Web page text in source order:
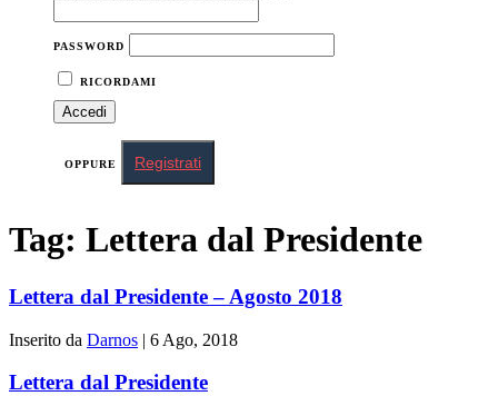
PASSWORD
RICORDAMI
OPPURE Registrati
Tag: Lettera dal Presidente
Lettera dal Presidente – Agosto 2018
Inserito da Darnos | 6 Ago, 2018
Lettera dal Presidente